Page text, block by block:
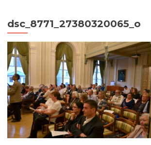
dsc_8771_27380320065_o